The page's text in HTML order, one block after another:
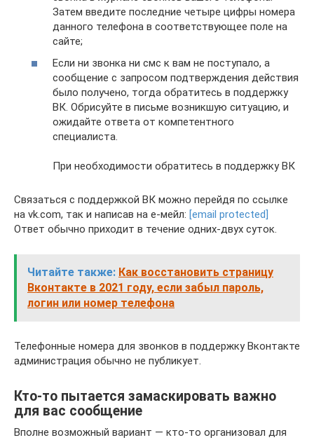
Затем введите последние четыре цифры номера
данного телефона в соответствующее поле на
сайте;
Если ни звонка ни смс к вам не поступало, а
сообщение с запросом подтверждения действия
было получено, тогда обратитесь в поддержку
ВК. Обрисуйте в письме возникшую ситуацию, и
ожидайте ответа от компетентного
специалиста.
При необходимости обратитесь в поддержку ВК
Связаться с поддержкой ВК можно перейдя по ссылке
на vk.com, так и написав на е-мейл: [email protected]
Ответ обычно приходит в течение одних-двух суток.
Читайте также: Как восстановить страницу
Вконтакте в 2021 году, если забыл пароль,
логин или номер телефона
Телефонные номера для звонков в поддержку Вконтакте
администрация обычно не публикует.
Кто-то пытается замаскировать важно
для вас сообщение
Вполне возможный вариант — кто-то организовал для